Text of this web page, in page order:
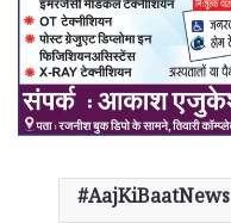
AajKiBaatNews